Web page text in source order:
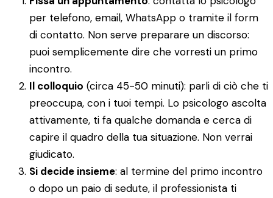
per telefono, email, WhatsApp o tramite il form
di contatto. Non serve preparare un discorso:
puoi semplicemente dire che vorresti un primo
incontro.
Il colloquio (circa 45-50 minuti): parli di ciò che ti
preoccupa, con i tuoi tempi. Lo psicologo ascolta
attivamente, ti fa qualche domanda e cerca di
capire il quadro della tua situazione. Non verrai
giudicato.
Si decide insieme: al termine del primo incontro
o dopo un paio di sedute, il professionista ti